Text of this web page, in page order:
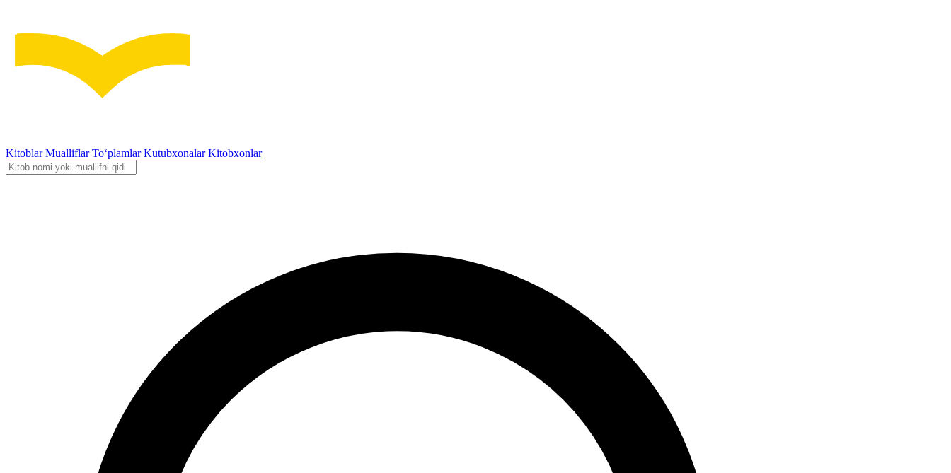
KitoblarMualliflarTo‘plamlarKutubxonalarKitobxonlar